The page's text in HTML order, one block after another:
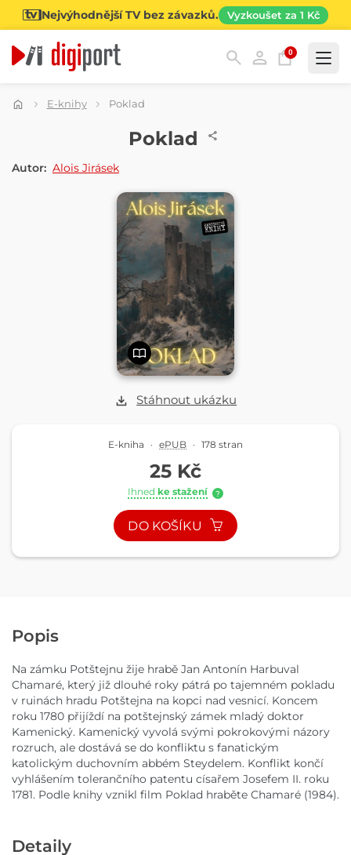
Nejvýhodnější TV bez závazků. Vyzkoušet za 1 Kč
0
Kategorie
E-knihy Poklad
Stáhnout ukázku
Poklad
Autor: Alois Jirásek
E-kniha · ePUB · 178 stran
25 Kč
Ihned ke stažení ?
DO KOŠÍKU
Popis
Na zámku Potštejnu žije hrabě Jan Antonín Harbuval
Chamaré, který již dlouhé roky pátrá po tajemném pokladu
v ruinách hradu Potštejna na kopci nad vesnicí. Koncem
roku 1780 přijíždí na potštejnský zámek mladý doktor
Kamenický. Kamenický vyvolá svými pokrokovými názory
rozruch, ale dostává se do konfliktu s fanatickým
katolickým duchovním abbém Steydelem. Konflikt končí
vyhlášením tolerančního patentu císařem Josefem II. roku
1781. Podle knihy vznikl film Poklad hraběte Chamaré (1984).
Detaily